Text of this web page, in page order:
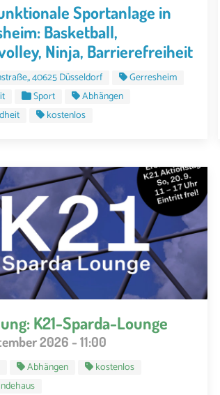
Sportanlage in
Basketball,
Ninja, Barrierefreiheit
40625 Düsseldorf
Gerresheim
Sport
Abhängen
kostenlos
K21-Sparda-Lounge
2026 - 11:00
Abhängen
kostenlos